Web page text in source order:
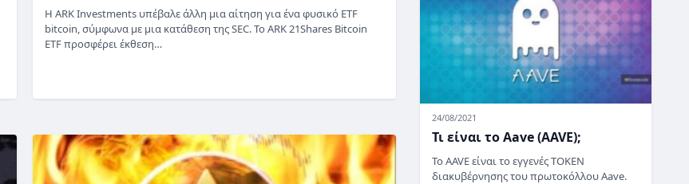
Η ARK Investments υπέβαλε άλλη μια αίτηση για ένα φυσικό ETF
bitcoin, σύμφωνα με μια κατάθεση της SEC. Το ARK 21Shares Bitcoin
ETF προσφέρει έκθεση…
24/08/2021
Τι είναι το Aave (AAVE);
Το AAVE είναι το εγγενές TOKEN
διακυβέρνησης του πρωτοκόλλου Aave.